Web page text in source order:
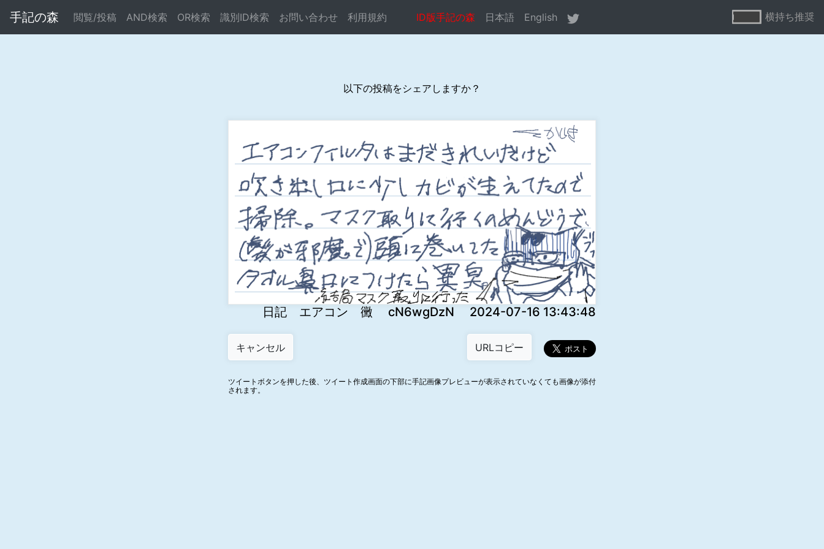
手記の森 閲覧/投稿 AND検索 OR検索 識別ID検索 お問い合わせ 利用規約 ID版手記の森 日本語 English 横持ち推奨
以下の投稿をシェアしますか？
日記 エアコン 黴 cN6wgDzN 2024-07-16 13:43:48
ツイートボタンを押した後、ツイート作成画面の下部に手記画像プレビューが表示されていなくても画像が添付
されます。